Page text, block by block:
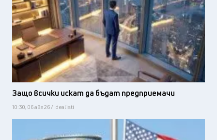
Защо всички искат да бъдат предприемачи
10:30, 06 авг 26 / Idealisti